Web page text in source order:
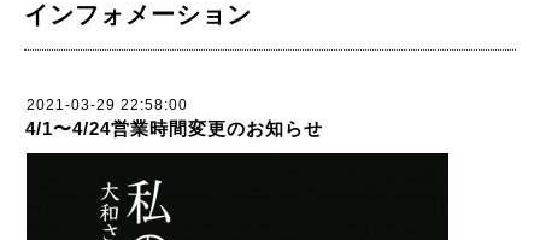
インフォメーション
2021-03-29 22:58:00
4/1〜4/24営業時間変更のお知らせ